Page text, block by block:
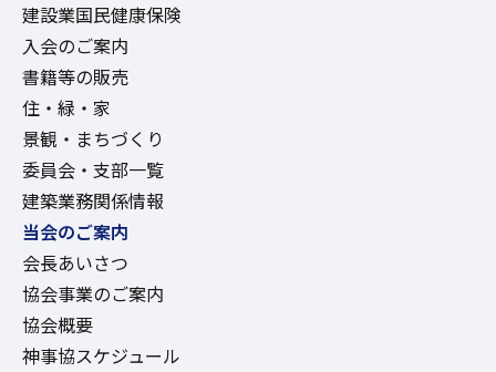
建設業国民健康保険
入会のご案内
書籍等の販売
住・緑・家
景観・まちづくり
委員会・支部一覧
建築業務関係情報
当会のご案内
会長あいさつ
協会事業のご案内
協会概要
神事協スケジュール